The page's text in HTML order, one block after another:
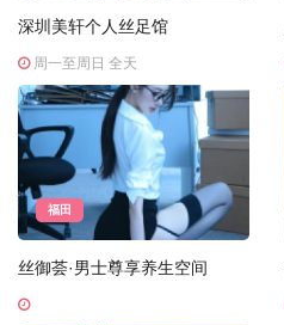
深圳美轩个人丝足馆
周一至周日 全天
福田
丝御荟·男士尊享养生空间